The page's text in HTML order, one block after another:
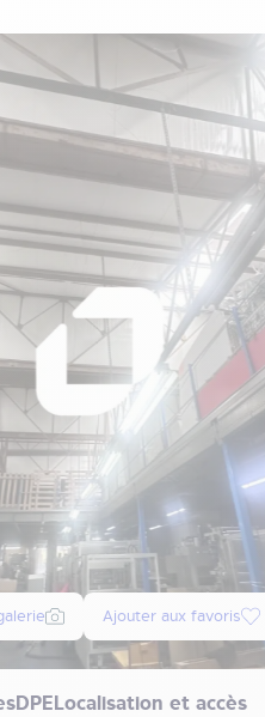
Ajouter aux favoris
DPE Localisation et accès